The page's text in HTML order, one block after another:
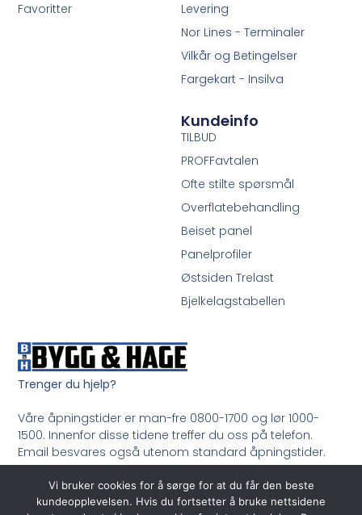
Trenger du hjelp?
Våre åpningstider er man-fre 0800-1700 og lør 1000-
1500. Innenfor disse tidene treffer du oss på telefon.
Email besvares også utenom standard åpningstider.
Ring oss på 33 99 35 50
Levering
Nor Lines - Terminaler
Vilkår og Betingelser
Fargekart - Insilva
Favoritter
Kundeinfo
TILBUD
PROFFavtalen
Ofte stilte spørsmål
Overflatebehandling
Beiset panel
Panelprofiler
Østsiden Trelast
Bjelkelagstabellen
Vi bruker cookies for å sørge for at du får den beste
kundeopplevelsen. Hvis du fortsetter å bruke nettsidene